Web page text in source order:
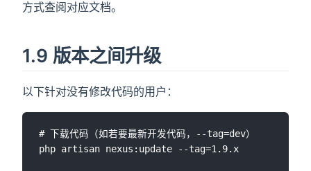
方式查阅对应文档。
1.9 版本之间升级
以下针对没有修改代码的用户：
# 下载代码（如若要最新开发代码，--tag=dev）
php artisan nexus:update --tag=1.9.x